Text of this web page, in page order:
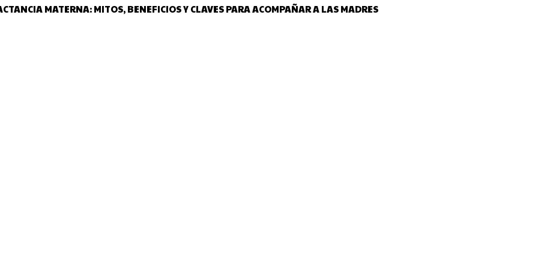
MATERNA: MITOS, BENEFICIOS Y CLAVES PARA ACOMPAÑAR A LAS MADRES